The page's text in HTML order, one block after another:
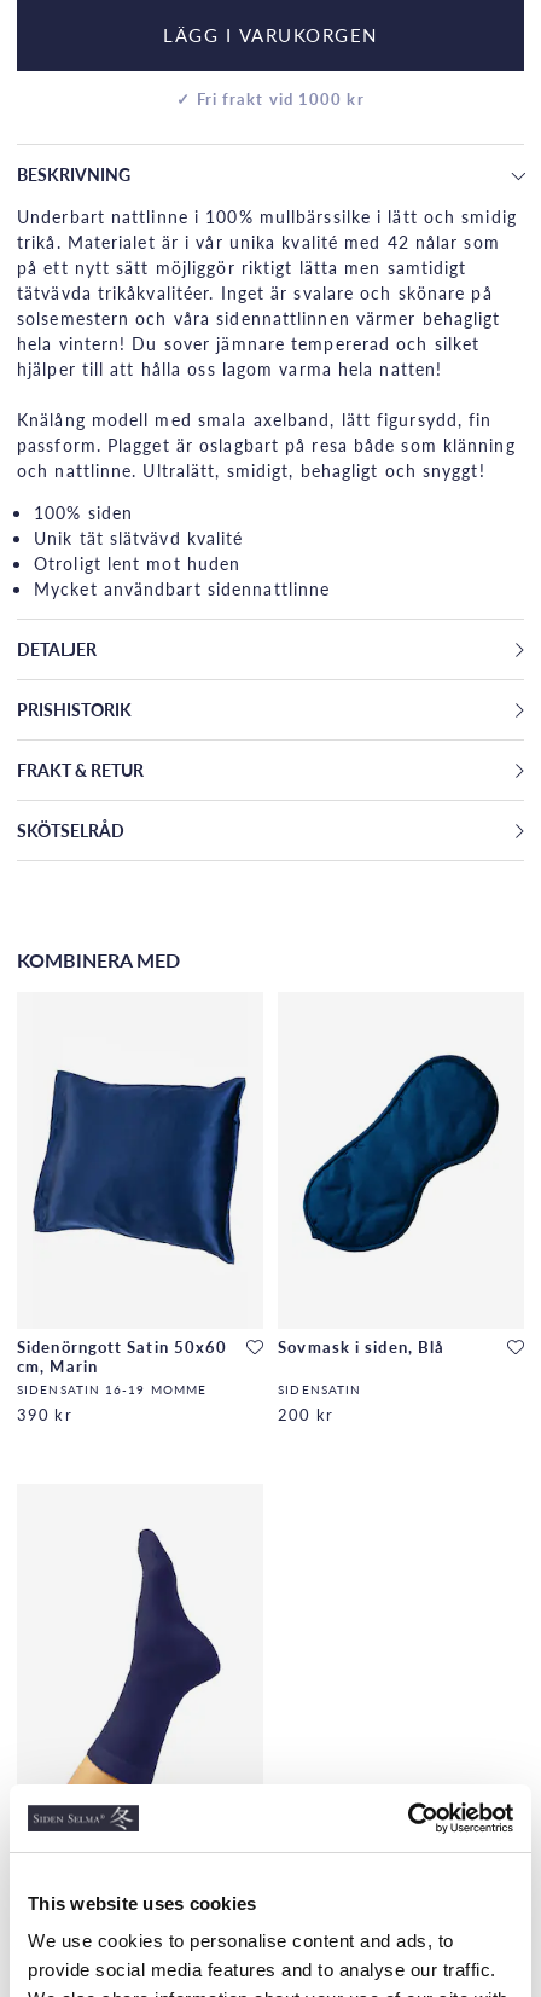
This website uses cookies
We use cookies to personalise content and ads, to
provide social media features and to analyse our traffic.
LÄGG I VARUKORGEN
✓ Fri frakt vid 1000 kr
BESKRIVNING
Underbart nattlinne i 100% mullbärssilke i lätt och smidig
trikå. Materialet är i vår unika kvalité med 42 nålar som
på ett nytt sätt möjliggör riktigt lätta men samtidigt
tätvävda trikåkvalitéer. Inget är svalare och skönare på
solsemestern och våra sidennattlinnen värmer behagligt
hela vintern! Du sover jämnare tempererad och silket
hjälper till att hålla oss lagom varma hela natten!
Knälång modell med smala axelband, lätt figursydd, fin
passform. Plagget är oslagbart på resa både som klänning
och nattlinne. Ultralätt, smidigt, behagligt och snyggt!
100% siden
Unik tät slätvävd kvalité
Otroligt lent mot huden
Mycket användbart sidennattlinne
DETALJER
PRISHISTORIK
FRAKT & RETUR
SKÖTSELRÅD
KOMBINERA MED
Sidenörngott Satin 50x60
cm, Marin
SIDENSATIN 16-19 MOMME
390 kr
Sovmask i siden, Blå
SIDENSATIN
200 kr
Sidenstrumpa, Marin
90 kr